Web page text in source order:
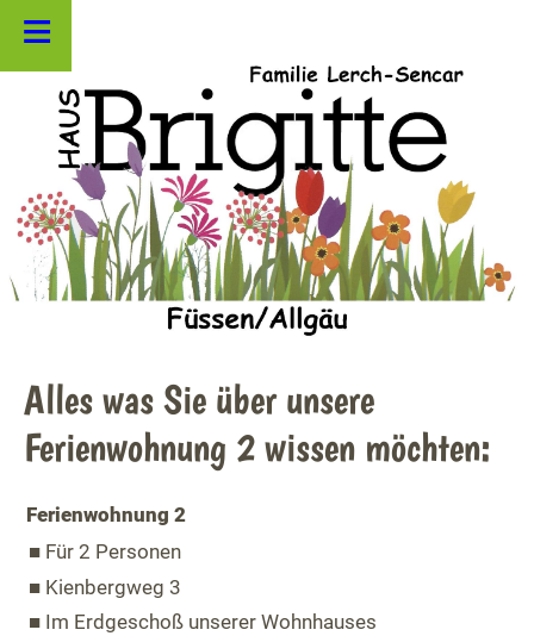
≡
Alles was Sie über unsere
Ferienwohnung 2 wissen möchten:
Ferienwohnung 2
■ Für 2 Personen
■ Kienbergweg 3
■ Im Erdgeschoß unserer Wohnhauses